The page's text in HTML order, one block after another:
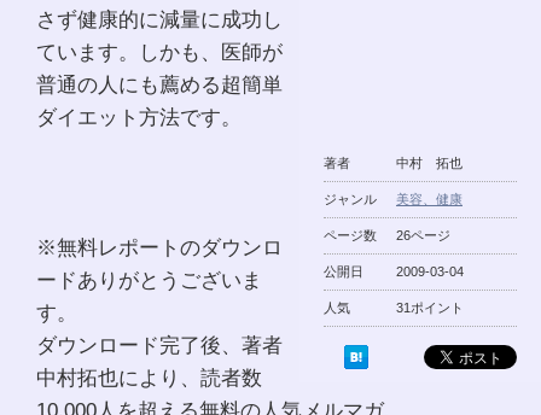
著者 中村 拓也
ジャンル 美容、健康
ページ数 26ページ
公開日 2009-03-04
人気 31ポイント
さず健康的に減量に成功し
ています。しかも、医師が
普通の人にも薦める超簡単
ダイエット方法です。
※無料レポートのダウンロ
ードありがとうございま
す。
ダウンロード完了後、著者
中村拓也により、読者数
10,000人を超える無料の人気メルマガ、